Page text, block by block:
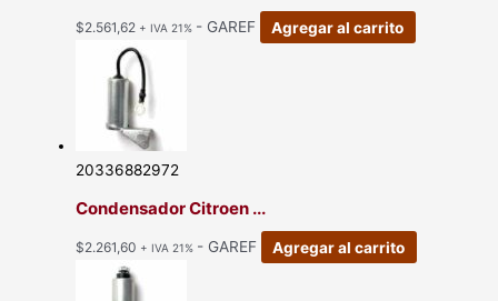
$2.561,62 + IVA 21% - GAREF Agregar al carrito
20336882972
Condensador Citroen ...
$2.261,60 + IVA 21% - GAREF Agregar al carrito